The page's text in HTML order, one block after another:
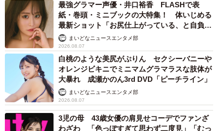
最強グラマー声優・井口裕香 FLASHで表
紙・巻頭・ミニブックの大特集！ 体いじめる
最新ショット「お尻仕上がっている、と自負し
ています」「いくつになっても理想の身体でい
たい」
まいどなニュースエンタメ部
2026.08.07
白桃のような美尻がぷりん セクシーバニーや
オレンジビキニでミニマムグラマラスな肢体が
大暴れ 成瀬かのん3rd DVD「ピーチライン」
まいどなニュースエンタメ部
2026.08.07
3児の母 43歳女優の肩見せコーデでファンざ
わざわ 「色っぽすぎて思わず二度見」「むっ